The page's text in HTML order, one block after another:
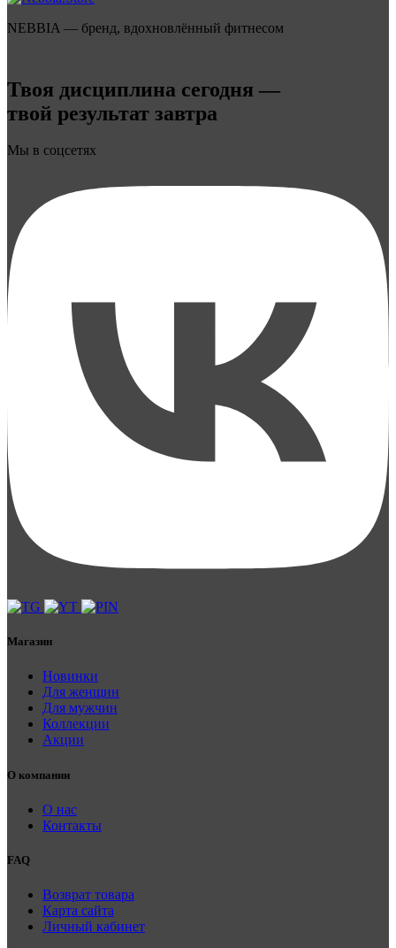
NEBBIA — бренд, вдохновлённый фитнесом
Твоя дисциплина сегодня —
твой результат завтра
Мы в соцсетях
Магазин
Новинки
Для женщин
Для мужчин
Коллекции
Акции
О компании
О нас
Контакты
FAQ
Возврат товара
Карта сайта
Личный кабинет